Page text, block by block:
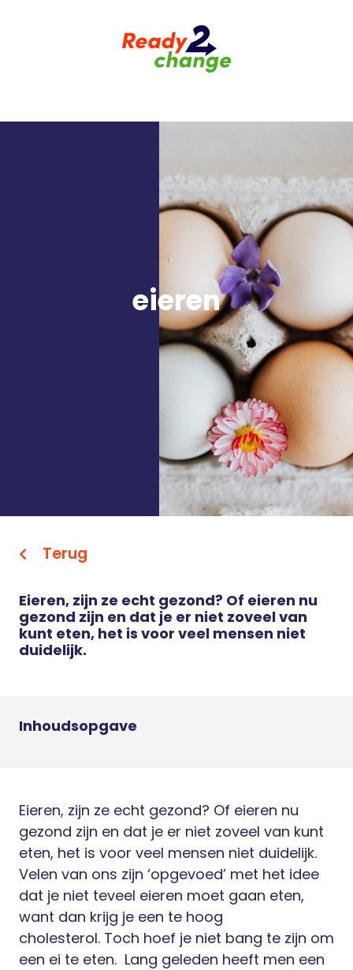
eieren
Terug
Eieren, zijn ze echt gezond? Of eieren nu
gezond zijn en dat je er niet zoveel van
kunt eten, het is voor veel mensen niet
duidelijk.
Inhoudsopgave
Eieren, zijn ze echt gezond? Of eieren nu
gezond zijn en dat je er niet zoveel van kunt
eten, het is voor veel mensen niet duidelijk.
Velen van ons zijn ‘opgevoed’ met het idee
dat je niet teveel eieren moet gaan eten,
want dan krijg je een te hoog
cholesterol. Toch hoef je niet bang te zijn om
een ei te eten. Lang geleden heeft men een